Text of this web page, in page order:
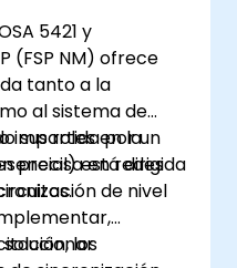
5421 y
(FSP NM) ofrece
tanto a la
al sistema de
sus roles en la
precisa en redes
impartida por un
está dirigida
de nivel
los